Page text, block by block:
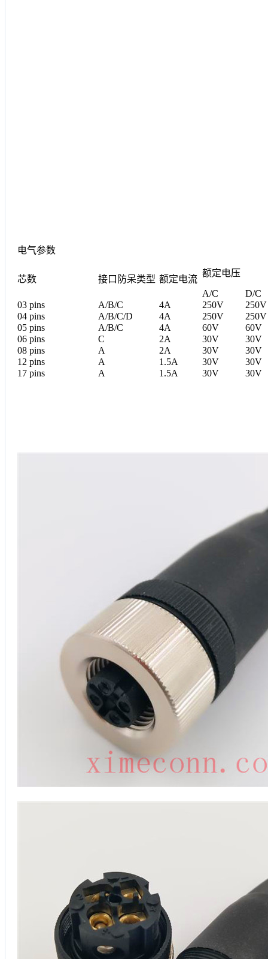
电气参数
芯数 接口防呆类型 额定电流
额定电压
A/C
D/C
03 pins
A/B/C 4A 250V
250V
04 pins
A/B/C/D 4A 250V
250V
05 pins
A/B/C 4A 60V
60V
06 pins
C 2A 30V
30V
08 pins
A 2A 30V
30V
12 pins
A 1.5A 30V
30V
17 pins
A 1.5A 30V 30V